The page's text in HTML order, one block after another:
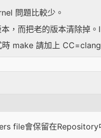
問題比較少。
，而把老的版本清除掉
make 請加上
file會保留在Repository